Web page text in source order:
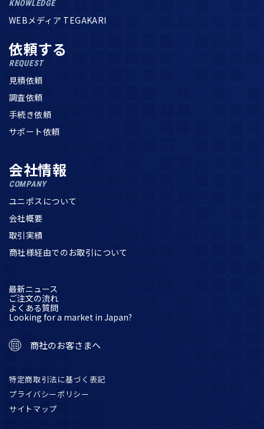
KNOWLEDGE
WEBメディア TEGAKARI
依頼する
REQUEST
見積依頼
調査依頼
手続き依頼
サポート依頼
会社情報
COMPANY
ユニポスについて
会社概要
取引実績
商社様経由でのお取引について
最新ニュース
ご注文の流れ
よくある質問
Looking for a market in Japan?
商社のお客さまへ
特定商取引法に基づく表記
プライバシーポリシー
サイトマップ